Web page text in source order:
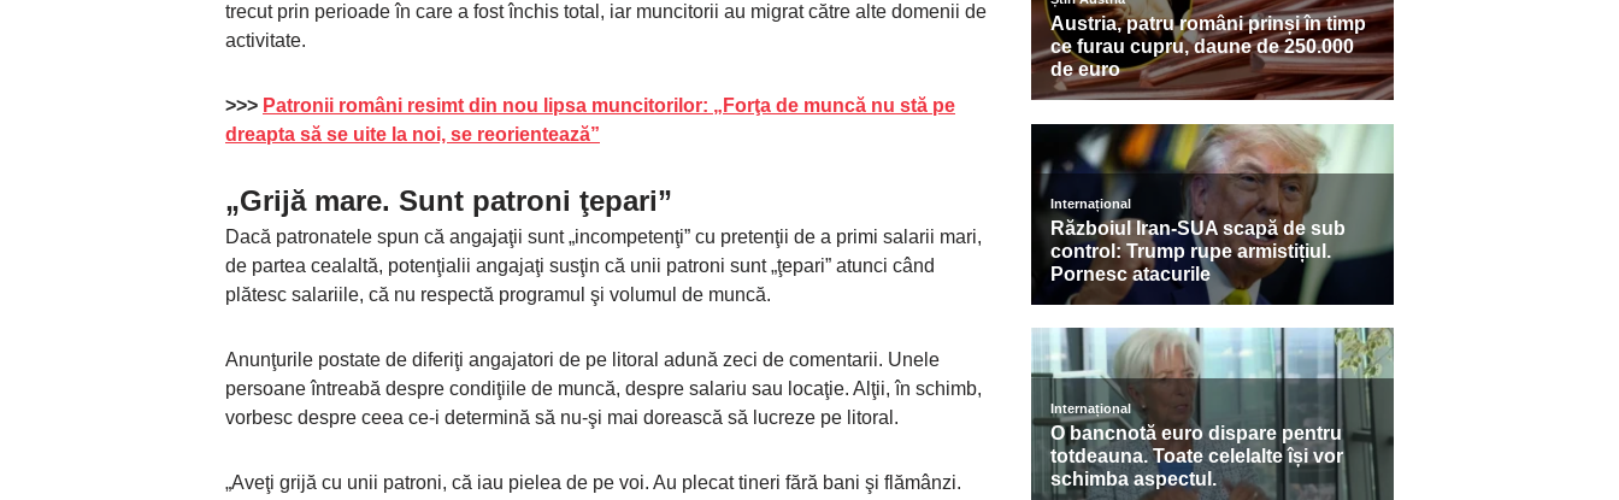
trecut prin perioade în care a fost închis total, iar muncitorii au migrat către alte domenii de
activitate.
>>> Patronii români resimt din nou lipsa muncitorilor: „Forţa de muncă nu stă pe
dreapta să se uite la noi, se reorientează”
„Grijă mare. Sunt patroni ţepari”
Dacă patronatele spun că angajaţii sunt „incompetenţi” cu pretenţii de a primi salarii mari,
de partea cealaltă, potenţialii angajaţi susţin că unii patroni sunt „ţepari” atunci când
plătesc salariile, că nu respectă programul şi volumul de muncă.
Anunţurile postate de diferiţi angajatori de pe litoral adună zeci de comentarii. Unele
persoane întreabă despre condiţiile de muncă, despre salariu sau locaţie. Alţii, în schimb,
vorbesc despre ceea ce-i determină să nu-şi mai dorească să lucreze pe litoral.
„Aveţi grijă cu unii patroni, că iau pielea de pe voi. Au plecat tineri fără bani şi flămânzi.